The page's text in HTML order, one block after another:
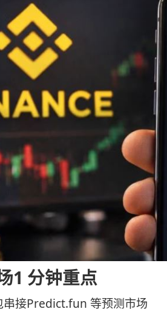
1 分钟重点
串接Predict.fun 等预测市场